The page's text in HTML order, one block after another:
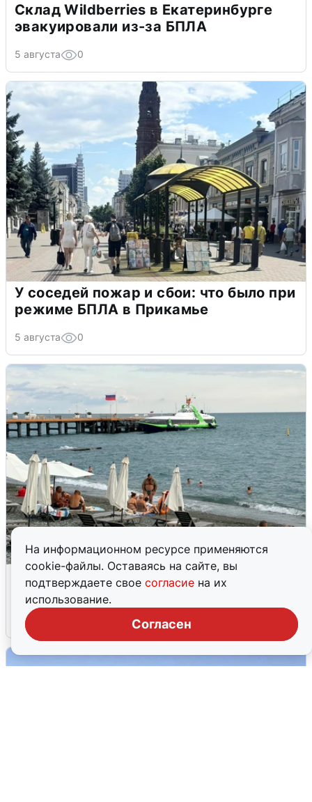
На информационном ресурсе применяются
cookie-файлы. Оставаясь на сайте, вы
подтверждаете свое согласие на их
использование.
Согласен
Склад Wildberries в Екатеринбурге
эвакуировали из-за БПЛА
5 августа 0
У соседей пожар и сбои: что было при
режиме БПЛА в Прикамье
5 августа 0
Жители и туристы Сочи рассказали
об атаке БПЛА 5 августа
5 августа